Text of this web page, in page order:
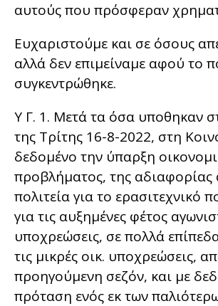
αυτούς που πρόσφεραν
Ευχαριστούμε και σε όσους
αλλά δεν επιμείναμε αφού το
συγκεντρώθηκε.
Υ Γ. 1. Μετά τα όσα υποθηκαν
της Τρίτης 16-8-2022, στη
δεδομένο την ύπαρξη
προβλήματος, της αδιαφορίας
πολιτεία για το ερασιτεχνικό
για τις αυξημένες φέτος
υποχρεώσεις, σε πολλά
τις μικρές οικ. υποχρεώσεις,
προηγούμενη σεζόν, και με
πρόταση ενός εκ των